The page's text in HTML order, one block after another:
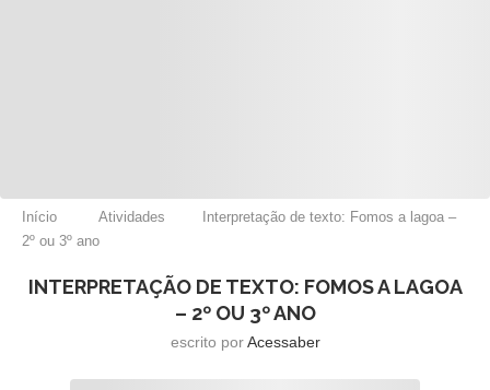
Início Atividades
Interpretação de texto: Fomos a lagoa –
2º ou 3º ano
INTERPRETAÇÃO DE TEXTO: FOMOS A LAGOA
– 2º OU 3º ANO
escrito porAcessaber